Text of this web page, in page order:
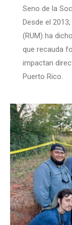
Seno de la
Desde el
(RUM) ha
que recauda
impactan
Puerto Rico.